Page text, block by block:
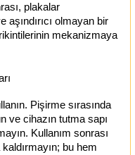
plakalar
olmayan bir
mekanizmaya
Pişirme sırasında
ve cihazın tutma sapı
Kullanım sonrası
bu hem